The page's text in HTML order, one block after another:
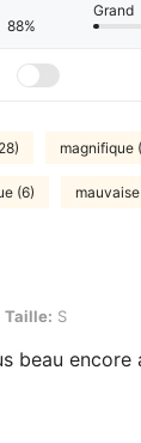
88%
Grand
magnifique
(6)
Taille: S
beau encore